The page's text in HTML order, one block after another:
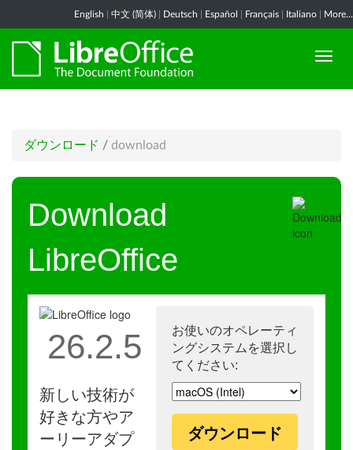
English 中文 (简体) Deutsch Español Français Italiano More...
ダウンロード / download
Download
LibreOffice
お使いのオペレーティ
ングシステムを選択し
てください:
ダウンロード
26.2.5
新しい技術が
好きな方やア
ーリーアダプ